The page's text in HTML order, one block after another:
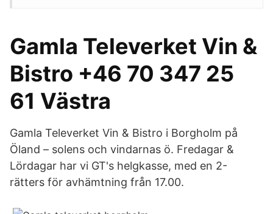
Gamla Televerket Vin &
Bistro +46 70 347 25
61 Västra
Gamla Televerket Vin & Bistro i Borgholm på
Öland – solens och vindarnas ö. Fredagar &
Lördagar har vi GT's helgkasse, med en 2-
rätters för avhämtning från 17.00.